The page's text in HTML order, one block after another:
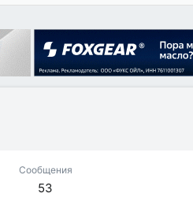
Сообщения
53